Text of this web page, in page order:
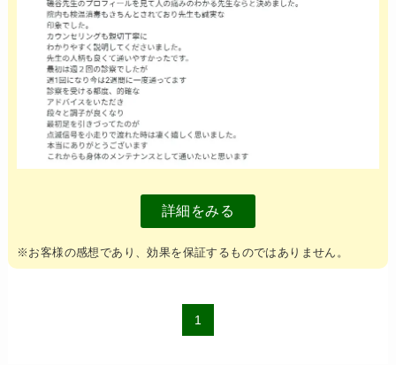
詳細をみる
※お客様の感想であり、効果を保証するものではありません。
1